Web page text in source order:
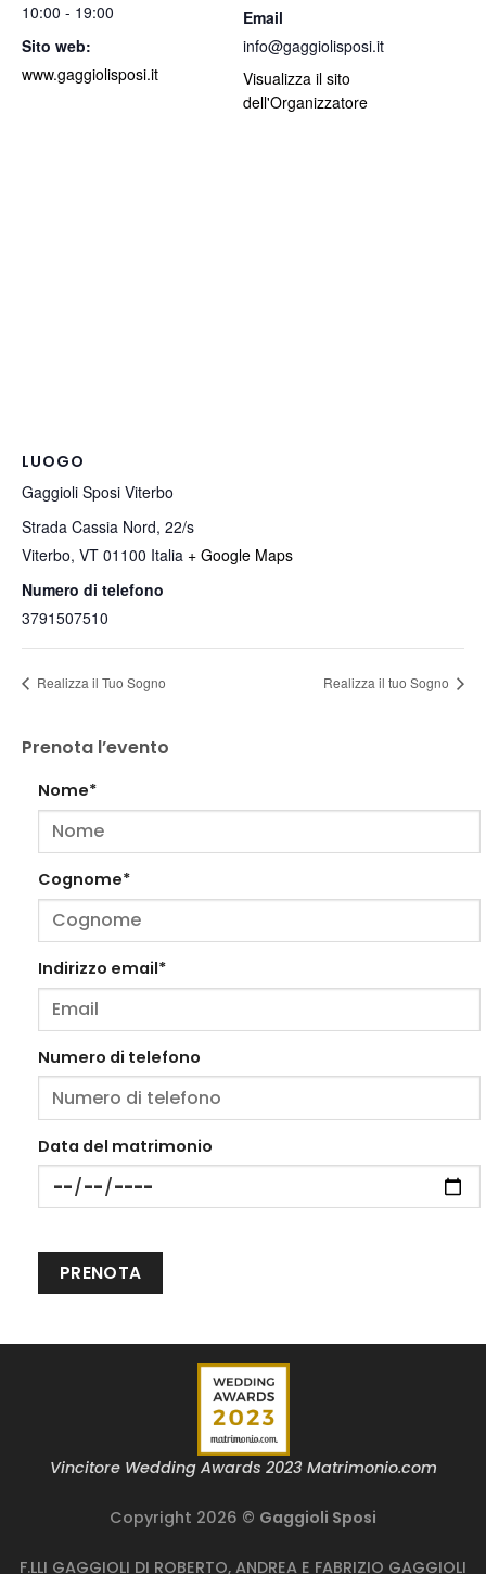
10:00 - 19:00
Sito web:
www.gaggiolisposi.it
Email
info@gaggiolisposi.it
Visualizza il sito
dell'Organizzatore
LUOGO
Gaggioli Sposi Viterbo
Strada Cassia Nord, 22/s
Viterbo, VT 01100 Italia + Google Maps
Numero di telefono
3791507510
Realizza il Tuo Sogno Realizza il tuo Sogno
Prenota l’evento
Nome*
Cognome*
Indirizzo email*
Numero di telefono
Data del matrimonio
Vincitore Wedding Awards 2023 Matrimonio.com
Copyright 2026 © Gaggioli Sposi
F.LLI GAGGIOLI DI ROBERTO, ANDREA E FABRIZIO GAGGIOLI